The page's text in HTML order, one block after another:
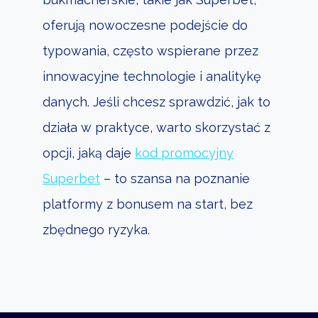
Stowarzyszenia SWS
oferują nowoczesne podejście do
typowania, często wspierane przez
innowacyjne technologie i analitykę
danych. Jeśli chcesz sprawdzić, jak to
działa w praktyce, warto skorzystać z
opcji, jaką daje kod promocyjny
Superbet – to szansa na poznanie
platformy z bonusem na start, bez
zbędnego ryzyka.